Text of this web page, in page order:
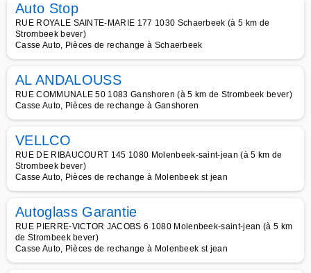
Auto Stop
RUE ROYALE SAINTE-MARIE 177 1030 Schaerbeek (à 5 km de
Strombeek bever)
Casse Auto, Pièces de rechange à Schaerbeek
AL ANDALOUSS
RUE COMMUNALE 50 1083 Ganshoren (à 5 km de Strombeek bever)
Casse Auto, Pièces de rechange à Ganshoren
VELLCO
RUE DE RIBAUCOURT 145 1080 Molenbeek-saint-jean (à 5 km de
Strombeek bever)
Casse Auto, Pièces de rechange à Molenbeek st jean
Autoglass Garantie
RUE PIERRE-VICTOR JACOBS 6 1080 Molenbeek-saint-jean (à 5 km
de Strombeek bever)
Casse Auto, Pièces de rechange à Molenbeek st jean